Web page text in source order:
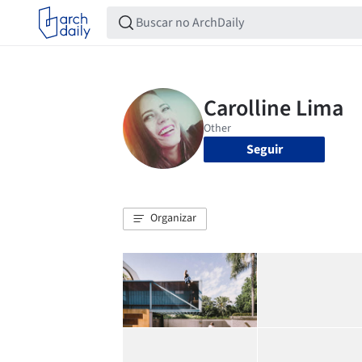
Seguir
Organizar